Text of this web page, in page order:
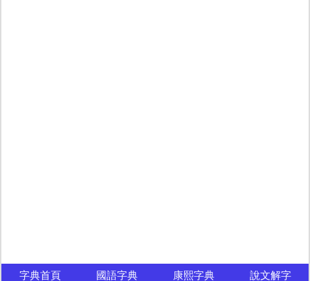
字典首頁 國語字典 康熙字典 說文解字